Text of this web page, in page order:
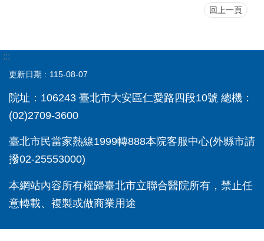
回上一頁
:::
更新日期 115-08-07
院址：106243 臺北市大安區仁愛路四段10號 總機：
(02)2709-3600
臺北市民當家熱線1999轉888本院客服中心(外縣市請
撥02-25553000)
本網站內容所有權歸臺北市立聯合醫院所有，禁止任
意轉載、複製或做商業用途